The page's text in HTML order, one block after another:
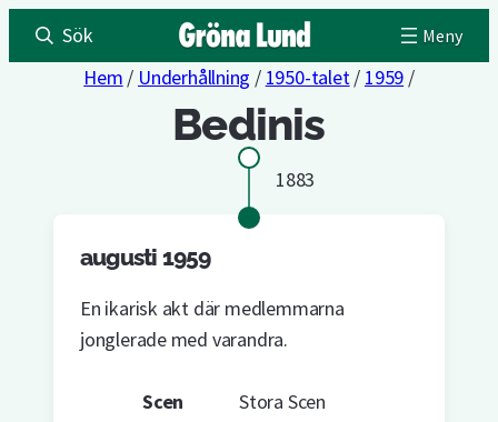
Sök
Hem / Underhållning / 1950-talet/ 1959 /
Bedinis
1883
augusti 1959
En ikarisk akt där medlemmarna
jonglerade med varandra.
Scen Stora Scen